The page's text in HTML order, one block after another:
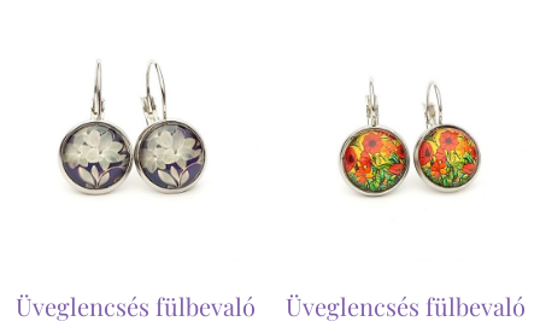
Üveglencsés fülbevaló Üveglencsés fülbevaló